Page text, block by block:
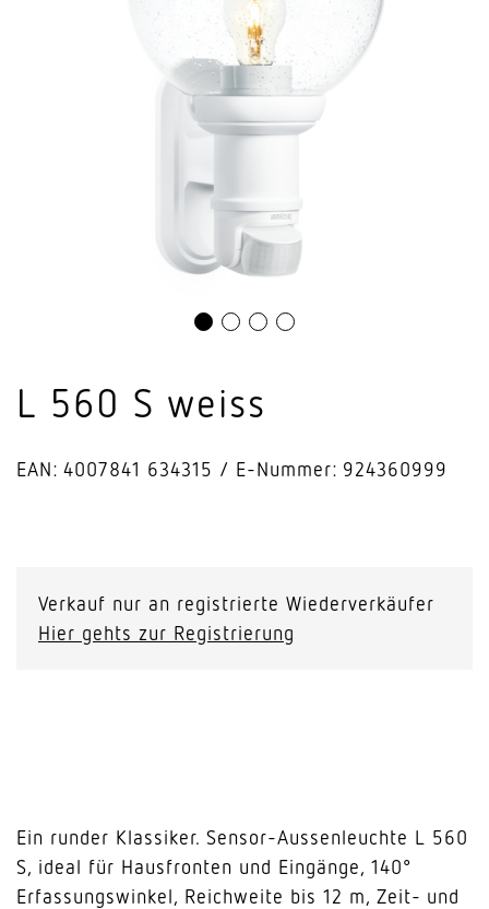
L 560 S weiss
EAN: 4007841 634315 E-Nummer: 924360999
weiss
Verkauf nur an registrierte Wiederverkäufer
Hier gehts zur Registrierung
Ein runder Klassiker. Sensor-Aussenleuchte L 560
S, ideal für Hausfronten und Eingänge, 140°
Erfassungswinkel, Reichweite bis 12 m, Zeit- und